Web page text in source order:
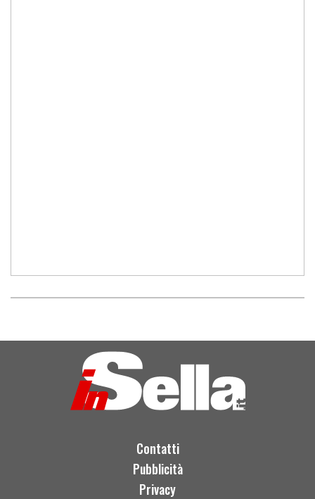
Contatti
Pubblicità
Privacy